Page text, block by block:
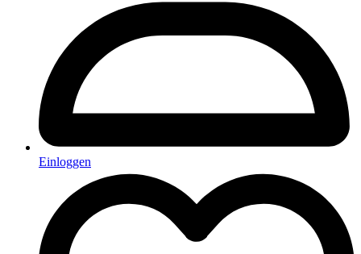
Einloggen